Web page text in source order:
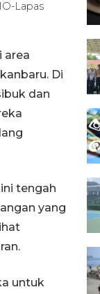
Lapas
area
Di
dan
tengah
yang
untuk